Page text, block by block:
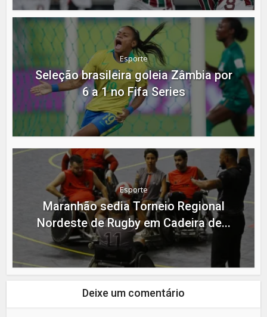
Esporte
Seleção brasileira goleia Zâmbia por
6 a 1 no Fifa Series
Esporte
Maranhão sedia Torneio Regional
Nordeste de Rugby em Cadeira de...
Deixe um comentário